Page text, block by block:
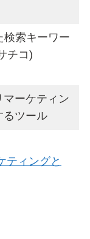
検索キーワー
チコ)
マーケティン
るツール
ティングと